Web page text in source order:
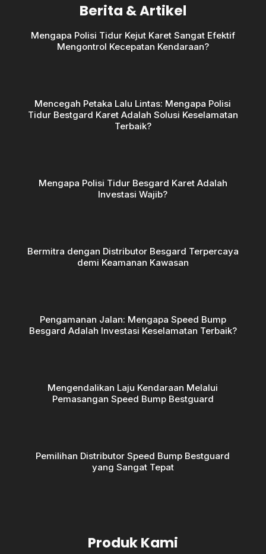
Berita & Artikel
Mengapa Polisi Tidur Kejut Karet Sangat Efektif
Mengontrol Kecepatan Kendaraan?
Mencegah Petaka Lalu Lintas: Mengapa Polisi
Tidur Bestgard Karet Adalah Solusi Keselamatan
Terbaik?
Mengapa Polisi Tidur Besgard Karet Adalah
Investasi Wajib?
Bermitra dengan Distributor Besgard Terpercaya
demi Keamanan Kawasan
Pengamanan Jalan: Mengapa Speed Bump
Besgard Adalah Investasi Keselamatan Terbaik?
Mengendalikan Laju Kendaraan Melalui
Pemasangan Speed Bump Bestguard
Pemilihan Distributor Speed Bump Bestguard
yang Sangat Tepat
Produk Kami